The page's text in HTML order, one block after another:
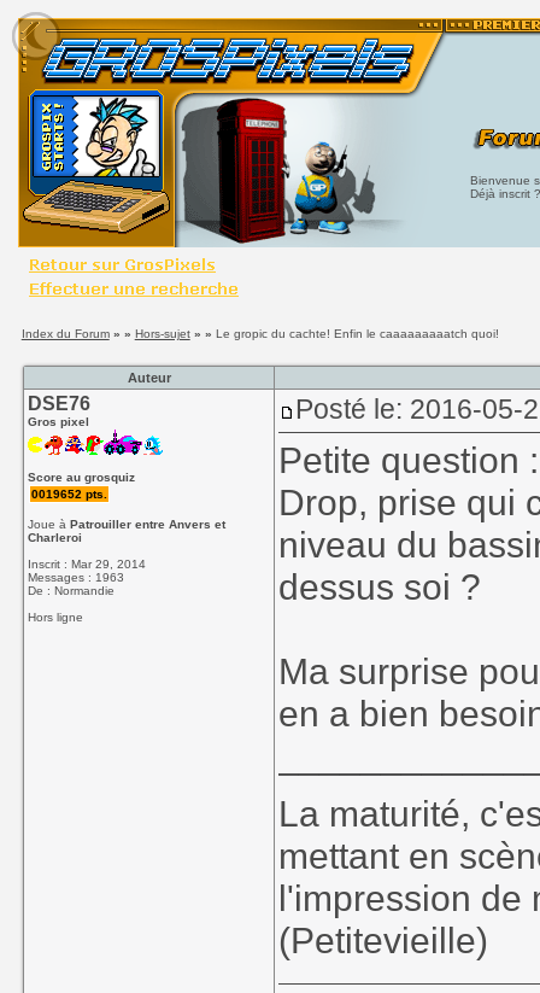
Bienvenue
Déjà inscrit
Index du Forum» » Hors-sujet» » Le gropic du cachte! Enfin le caaaaaaaaatch quoi!
Auteur
DSE76
Gros pixel
Score au grosquiz
0019652 pts.
Joue àPatrouiller entre Anvers et
Charleroi
Inscrit : Mar 29, 2014
Messages : 1963
De : Normandie
Hors ligne
Posté le: 2016-05-
Petite question
Drop, prise qui
niveau du
dessus soi ?
Ma surprise
en a bien
La maturité,
mettant en
l'impression de
(Petitevieille)